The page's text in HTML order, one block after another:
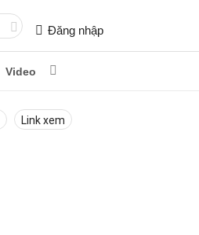
Đăng nhập
Video
Link xem